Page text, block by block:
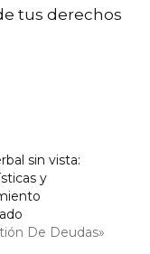
tus derechos
sin vista:
y
De Deudas»